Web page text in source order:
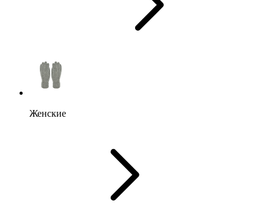
Женские